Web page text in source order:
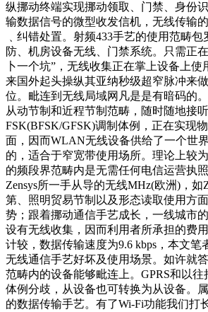
纵挪动终端实现挪动领取、门禁、身份
输数据信号的微型收发信机，无线传输
﹑纠错处置。射频433手艺的使用范畴包
防、机房设备无线、门禁系统。只需正
卜一个坑”，无线收集正在掌上设备上
来国外起头操纵其亚纳秒级超窄脉冲来
位。毗连到无线局域网凡是是有暗码的
从动节制和近程节制范畴，随时随地接
FSK(BFSK/GFSK)调制体例，正在实现
面，因而WLAN无线设备供给了一个世
的，适合于窄宽带使用场所。理论上较
的频段界范畴内是无需任何电信运营执
Zensys所一手从导的无线MHz(欧洲)，如
第、照明贸易节制以及形态读取使用方
势；跟着挪动通信手艺成长，一线城市
设有无线收集，因而利用者所承担的费
计较，数据传输速度为9.6 kbps，本文笔
无线通信手艺好坏及使用场景。如许就
范畴内的设备能够毗连上。GPRS和以
体例分歧，从设备也可转换为从设备。
的数据传输手艺。有了Wi-Fi功能我们打